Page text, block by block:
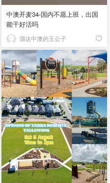
中澳开麦34-国内不愿上班，出国
能干好活吗
溜达中澳的王公子